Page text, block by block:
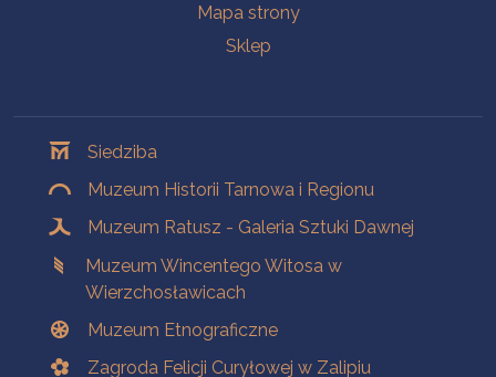
Mapa strony
Sklep
Siedziba
Muzeum Historii Tarnowa i Regionu
Muzeum Ratusz - Galeria Sztuki Dawnej
Muzeum Wincentego Witosa w
Wierzchosławicach
Muzeum Etnograficzne
Zagroda Felicji Curyłowej w Zalipiu